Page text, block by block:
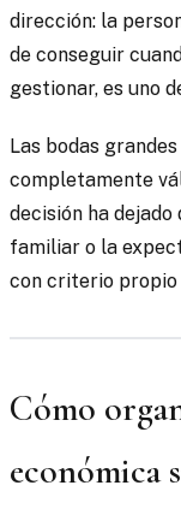
dirección: la
de conseguir
gestionar, es uno
Las bodas
completamente
decisión ha
familiar o la
con criterio propio
Cómo
económica